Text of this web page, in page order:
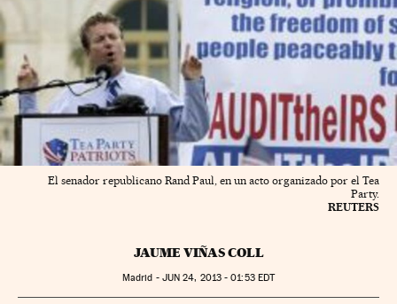
El senador republicano Rand Paul, en un acto organizado por el Tea
Party.
REUTERS
JAUME VIÑAS COLL
Madrid - JUN 24, 2013 - 01:53EDT